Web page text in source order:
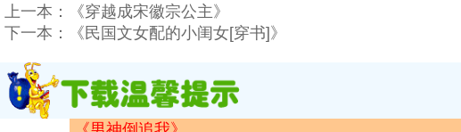
上一本：
《穿越成宋徽宗公主》
下一本：
《民国文女配的小闺女[穿书]》